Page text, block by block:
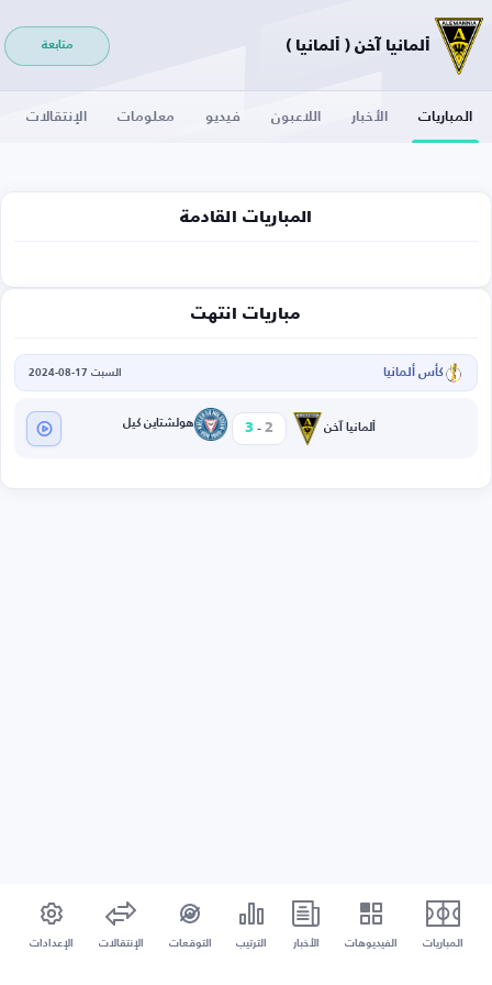
ألمانيا آخن ( ألمانيا ) متابعة
المباريات الأخبار اللاعبون فيديو معلومات الإنتقالات
المباريات القادمة
مباريات انتهت
كأس ألمانيا السبت 17-08-2024
ألمانيا آخن 2
-
3 هولشتاين كيل
المباريات الفيديوهات الأخبار الترتيب التوقعات الإنتقالات الإعدادات